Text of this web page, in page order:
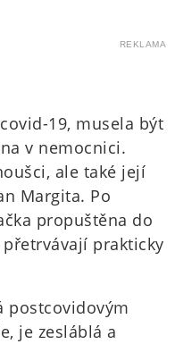
REKLAMA
19, musela být
v nemocnici.
ale také její
Margita. Po
propuštěna do
prakticky
postcovidovým
je zesláblá a